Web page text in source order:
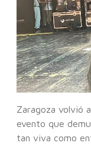
Zaragoza volvió
evento que
tan viva como